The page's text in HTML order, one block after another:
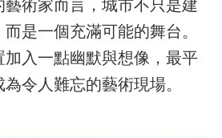
是一個充滿可能的舞台。
入一點幽默與想像，最平
令人難忘的藝術現場。